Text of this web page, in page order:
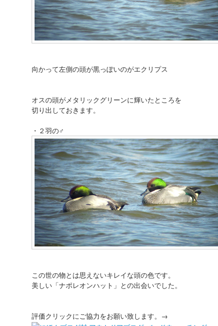
向かって左側の頭が黒っぽいのがエクリプス
オスの頭がメタリックグリーンに輝いたところを
切り出しておきます。
・２羽の♂
この世の物とは思えないキレイな頭の色です。
美しい「ナポレオンハット」との出会いでした。
評価クリックにご協力をお願い致します。→